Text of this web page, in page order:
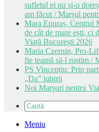
sufletul ei nu și-o
am făcut / Marșul
Mara Epuraș, Centrul
de cât de mare ești, ci
Viață București 2026
Maria Czernin, Pro-
fie teamă să-l rostim /
PS Vincențiu: Prin
„Da” iubirii
Noi Marșuri pentru
Meniu